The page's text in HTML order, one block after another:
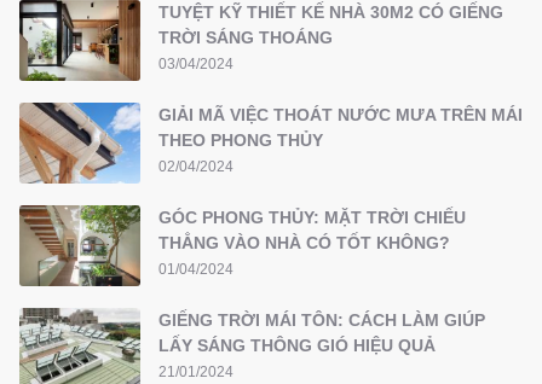
TUYỆT KỸ THIẾT KẾ NHÀ 30M2 CÓ GIẾNG
TRỜI SÁNG THOÁNG
03/04/2024
GIẢI MÃ VIỆC THOÁT NƯỚC MƯA TRÊN MÁI
THEO PHONG THỦY
02/04/2024
GÓC PHONG THỦY: MẶT TRỜI CHIẾU
THẲNG VÀO NHÀ CÓ TỐT KHÔNG?
01/04/2024
GIẾNG TRỜI MÁI TÔN: CÁCH LÀM GIÚP
LẤY SÁNG THÔNG GIÓ HIỆU QUẢ
21/01/2024